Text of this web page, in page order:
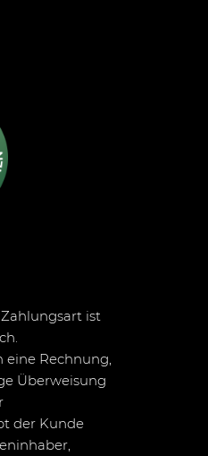
ist
eine Rechnung,
Überweisung
der Kunde